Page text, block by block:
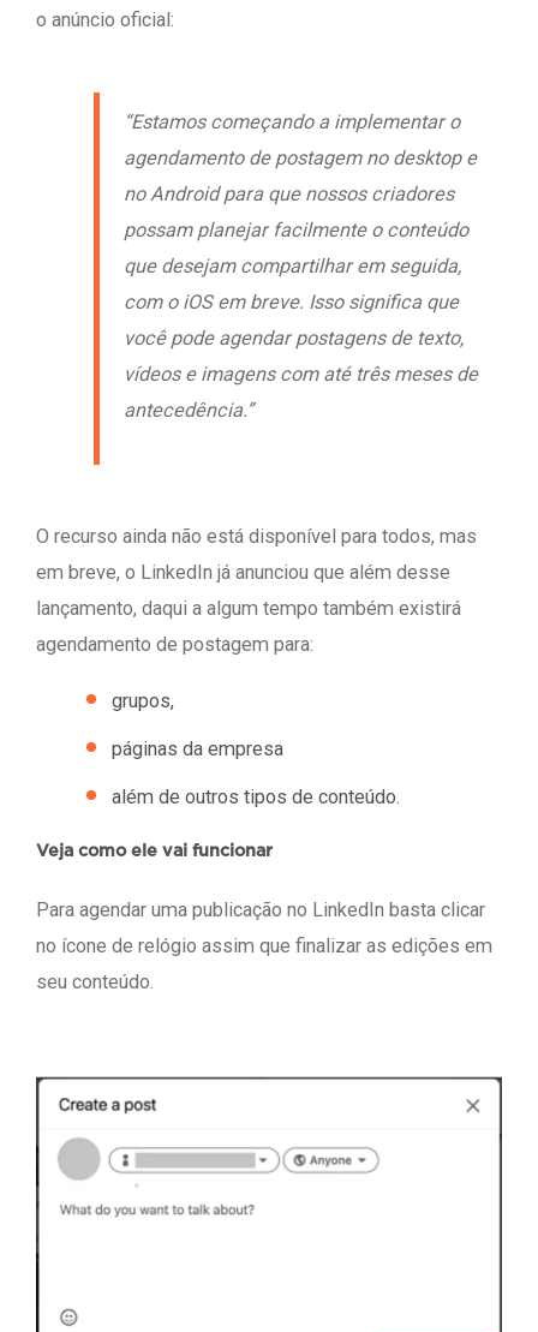
o anúncio oficial:
“Estamos começando a implementar o
agendamento de postagem no desktop e
no Android para que nossos criadores
possam planejar facilmente o conteúdo
que desejam compartilhar em seguida,
com o iOS em breve. Isso significa que
você pode agendar postagens de texto,
vídeos e imagens com até três meses de
antecedência.”
O recurso ainda não está disponível para todos, mas
em breve, o LinkedIn já anunciou que além desse
lançamento, daqui a algum tempo também existirá
agendamento de postagem para:
grupos,
páginas da empresa
além de outros tipos de conteúdo.
Veja como ele vai funcionar
Para agendar uma publicação no LinkedIn basta clicar
no ícone de relógio assim que finalizar as edições em
seu conteúdo.